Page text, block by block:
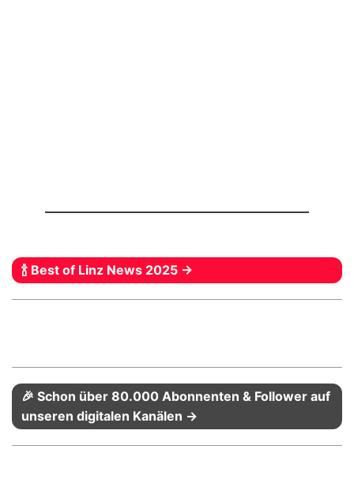
🍾 Best of Linz News 2025 →
🎉 Schon über 80.000 Abonnenten & Follower auf
unseren digitalen Kanälen →